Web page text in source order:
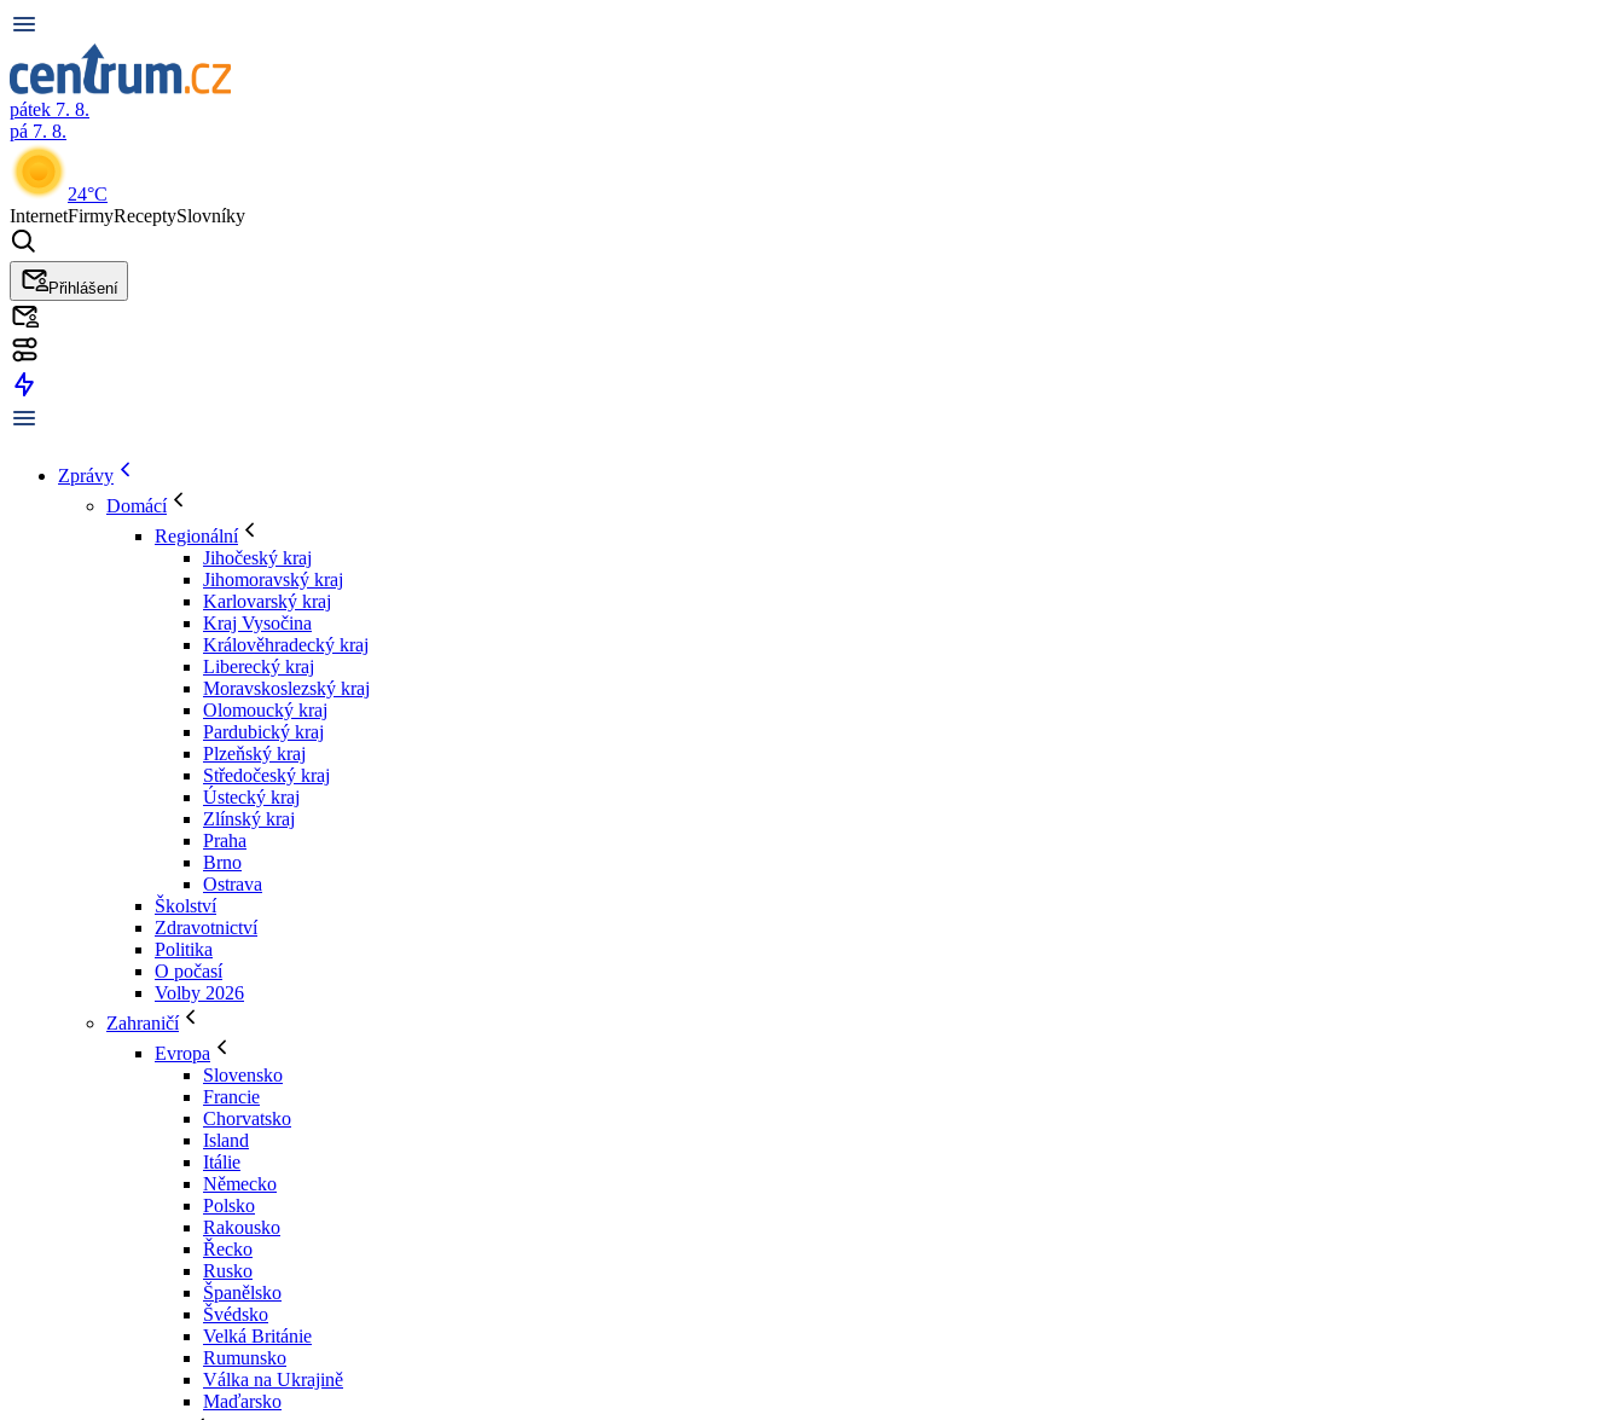
pátek 7. 8.
pá 7. 8.
24°C
InternetFirmyReceptySlovníky
Přihlášení
Zprávy
Domácí
Regionální
Jihočeský kraj
Jihomoravský kraj
Karlovarský kraj
Kraj Vysočina
Králověhradecký kraj
Liberecký kraj
Moravskoslezský kraj
Olomoucký kraj
Pardubický kraj
Plzeňský kraj
Středočeský kraj
Ústecký kraj
Zlínský kraj
Praha
Brno
Ostrava
Školství
Zdravotnictví
Politika
O počasí
Volby 2026
Zahraničí
Evropa
Slovensko
Francie
Chorvatsko
Island
Itálie
Německo
Polsko
Rakousko
Řecko
Rusko
Španělsko
Švédsko
Velká Británie
Rumunsko
Válka na Ukrajině
Maďarsko